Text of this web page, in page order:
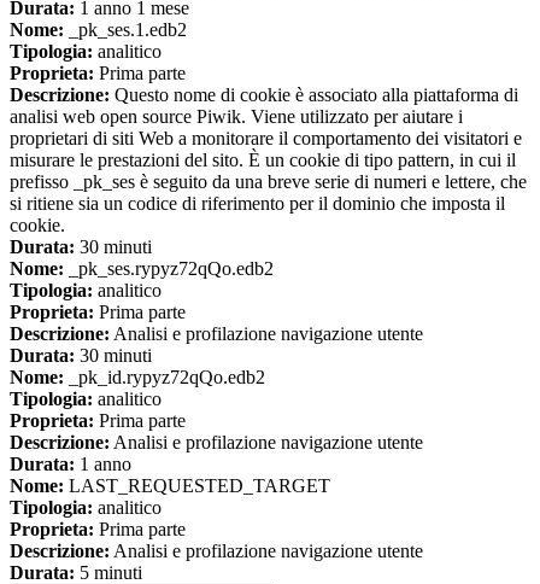
Durata: 1 anno 1 mese
Nome: _pk_ses.1.edb2
Tipologia: analitico
Proprieta: Prima parte
Descrizione: Questo nome di cookie è associato alla piattaforma di
analisi web open source Piwik. Viene utilizzato per aiutare i
proprietari di siti Web a monitorare il comportamento dei visitatori e
misurare le prestazioni del sito. È un cookie di tipo pattern, in cui il
prefisso _pk_ses è seguito da una breve serie di numeri e lettere, che
si ritiene sia un codice di riferimento per il dominio che imposta il
cookie.
Durata: 30 minuti
Nome: _pk_ses.rypyz72qQo.edb2
Tipologia: analitico
Proprieta: Prima parte
Descrizione: Analisi e profilazione navigazione utente
Durata: 30 minuti
Nome: _pk_id.rypyz72qQo.edb2
Tipologia: analitico
Proprieta: Prima parte
Descrizione: Analisi e profilazione navigazione utente
Durata: 1 anno
Nome: LAST_REQUESTED_TARGET
Tipologia: analitico
Proprieta: Prima parte
Descrizione: Analisi e profilazione navigazione utente
Durata: 5 minuti